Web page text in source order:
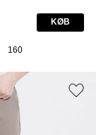
160
KØB